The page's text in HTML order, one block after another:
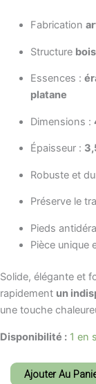
Fabrication
Structure
Essences :
platane
Dimensions :
Épaisseur :
Robuste et
Préserve le
Pieds
Pièce unique
Solide, élégante et
rapidement un
une touche
Disponibilité : 1 en
Ajouter Au